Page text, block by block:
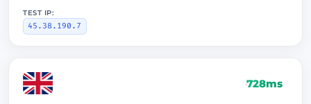
TEST IP:
45.38.190.7
728ms